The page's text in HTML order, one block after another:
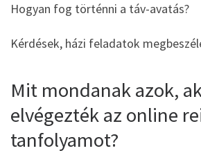
Hogyan fog történni a táv-avatás?
Kérdések, házi feladatok
Mit mondanak azok,
elvégezték az online
tanfolyamot?